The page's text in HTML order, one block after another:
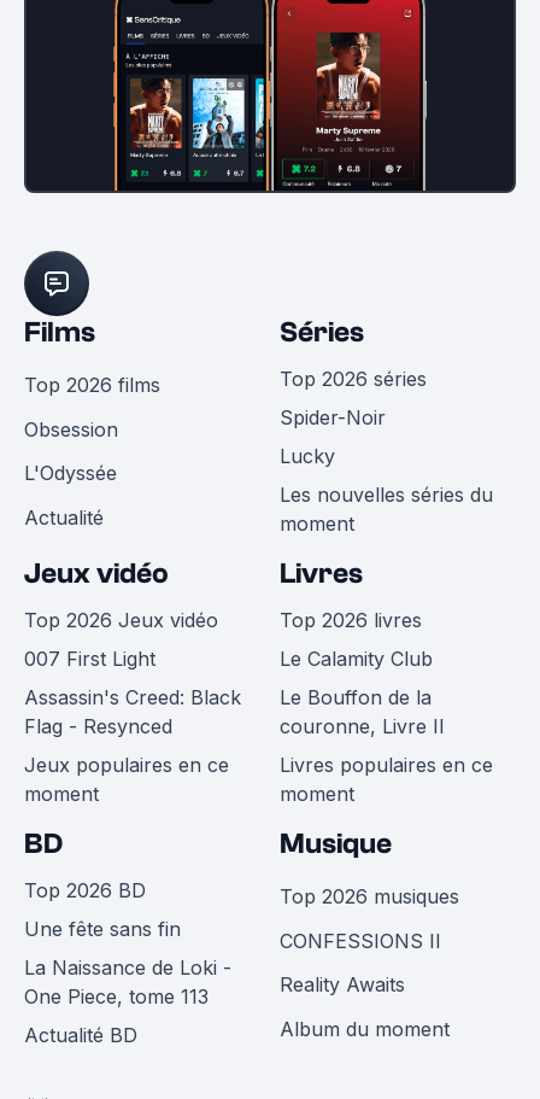
Films
Top 2026 films
Obsession
L'Odyssée
Actualité
Séries
Top 2026 séries
Spider-Noir
Lucky
Les nouvelles séries du
moment
Jeux vidéo
Top 2026 Jeux vidéo
007 First Light
Assassin's Creed: Black
Flag - Resynced
Jeux populaires en ce
moment
Livres
Top 2026 livres
Le Calamity Club
Le Bouffon de la
couronne, Livre II
Livres populaires en ce
moment
BD
Top 2026 BD
Une fête sans fin
La Naissance de Loki -
One Piece, tome 113
Actualité BD
Musique
Top 2026 musiques
CONFESSIONS II
Reality Awaits
Album du moment